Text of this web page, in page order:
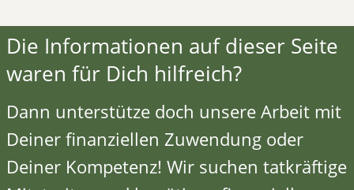
Die Informationen auf dieser Seite
waren für Dich hilfreich?
Dann unterstütze doch unsere Arbeit mit
Deiner finanziellen Zuwendung oder
Deiner Kompetenz! Wir suchen tatkräftige